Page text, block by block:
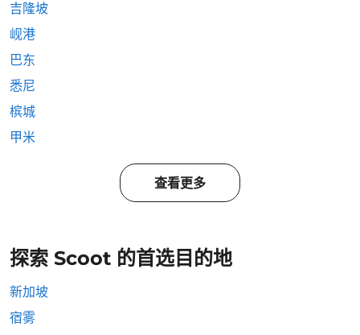
吉隆坡
岘港
巴东
悉尼
槟城
甲米
查看更多
探索 Scoot 的首选目的地
新加坡
宿雾